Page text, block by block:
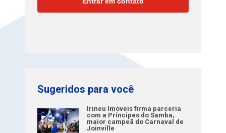
Sugeridos para você
Irineu Imóveis firma parceria
com a Príncipes do Samba,
maior campeã do Carnaval de
Joinville